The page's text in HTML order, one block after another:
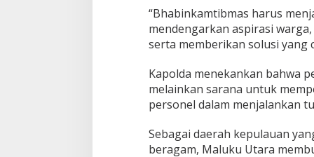
i
t
m
n
P
e
l
y
a
“Bhabinkamtibmas harus
mendengarkan aspirasi
serta memberikan solusi yang
Kapolda menekankan bahwa
melainkan sarana untuk
personel dalam menjalankan
Sebagai daerah kepulauan
beragam, Maluku Utara